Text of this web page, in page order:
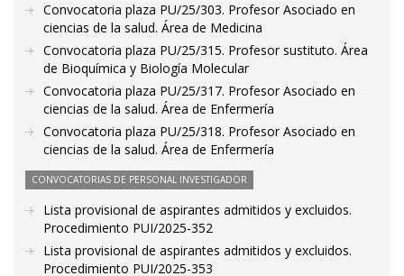
Convocatoria plaza PU/25/303. Profesor Asociado en
ciencias de la salud. Área de Medicina
Convocatoria plaza PU/25/315. Profesor sustituto. Área
de Bioquímica y Biología Molecular
Convocatoria plaza PU/25/317. Profesor Asociado en
ciencias de la salud. Área de Enfermería
Convocatoria plaza PU/25/318. Profesor Asociado en
ciencias de la salud. Área de Enfermería
CONVOCATORIAS DE PERSONAL INVESTIGADOR
Lista provisional de aspirantes admitidos y excluidos.
Procedimiento PUI/2025-352
Lista provisional de aspirantes admitidos y excluidos.
Procedimiento PUI/2025-353